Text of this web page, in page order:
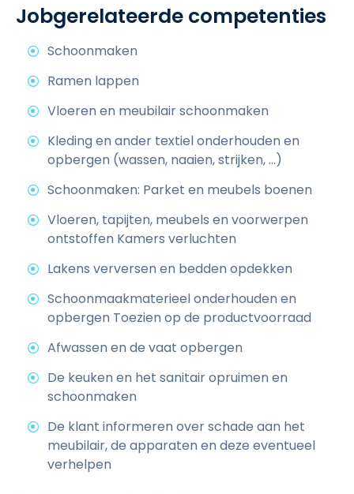
Jobgerelateerde competenties
Schoonmaken
Ramen lappen
Vloeren en meubilair schoonmaken
Kleding en ander textiel onderhouden en
opbergen (wassen, naaien, strijken, ...)
Schoonmaken: Parket en meubels boenen
Vloeren, tapijten, meubels en voorwerpen
ontstoffen Kamers verluchten
Lakens verversen en bedden opdekken
Schoonmaakmaterieel onderhouden en
opbergen Toezien op de productvoorraad
Afwassen en de vaat opbergen
De keuken en het sanitair opruimen en
schoonmaken
De klant informeren over schade aan het
meubilair, de apparaten en deze eventueel
verhelpen